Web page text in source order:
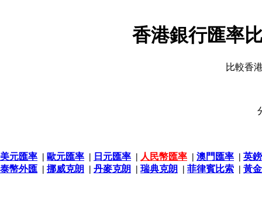
香港銀行匯率
比較香
美元匯率 | 歐元匯率 | 日元匯率 | 人民幣匯率 | 澳門匯率 | 英
泰幣外匯 | 挪威克朗 | 丹麥克朗 | 瑞典克朗 | 菲律賓比索 | 黃